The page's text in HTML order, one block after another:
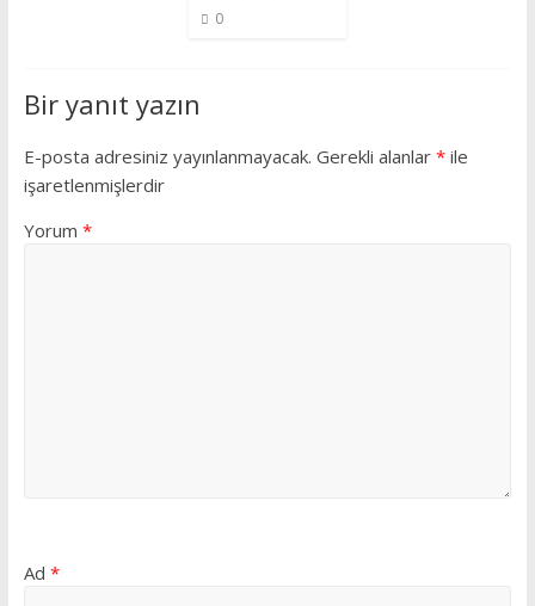
0
Bir yanıt yazın
E-posta adresiniz yayınlanmayacak. Gerekli alanlar *ile
işaretlenmişlerdir
Yorum *
Ad *